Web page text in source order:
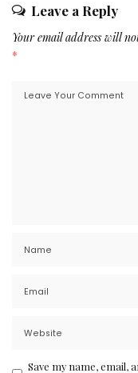
Leave a Reply
Your email address will
*
Save my name, email,